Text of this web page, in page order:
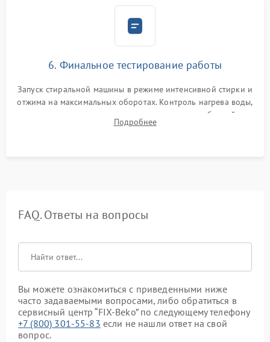
6. Финальное тестирование работы
Запуск стиральной машины в режиме интенсивной стирки и
отжима на максимальных оборотах. Контроль нагрева воды,
корректности слива, отсутствия излишних вибраций,
посторонних стуков и протечек под корпусом.
Подробнее
FAQ. Ответы на вопросы
Вы можете ознакомиться с приведенными ниже
часто задаваемыми вопросами, либо обратиться в
сервисный центр “FIX-Beko” по следующему телефону
+7 (800) 301-55-83 если не нашли ответ на свой
вопрос.